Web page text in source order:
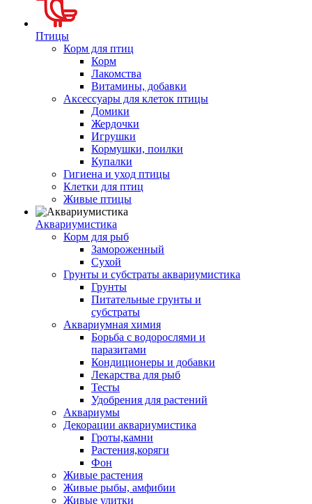
Птицы
Корм для птиц
Корм
Лакомства
Витамины, добавки
Аксессуары для клеток птицы
Домики
Жердочки
Игрушки
Кормушки, поилки
Купалки
Гигиена и уход птицы
Клетки для птиц
Живые птицы
Аквариумистика
Корм для рыб
Замороженный
Сухой
Грунты и субстраты аквариумистика
Грунты
Питательные грунты и
субстраты
Аквариумная химия
Борьба с водорослями и
паразитами
Кондиционеры и добавки
Лекарства для рыб
Тесты
Удобрения для растений
Аквариумы
Декорации аквариумистика
Гроты,камни
Растения,коряги
Фон
Живые растения
Живые рыбы, амфибии
Живые улитки